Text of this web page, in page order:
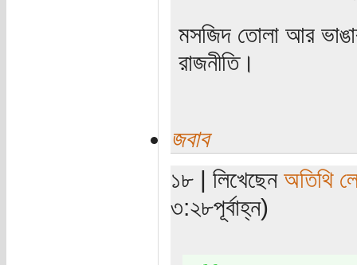
মসজিদ তোলা আর
রাজনীতি।
জবাব
১৮ | লিখেছেন অতিথি
৩:২৮পূর্বাহ্ন)